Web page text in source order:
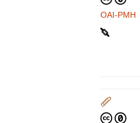
OAI-PMH